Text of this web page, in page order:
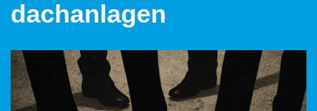
dachanlagen